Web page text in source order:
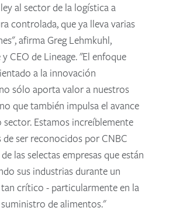
al sector de la logística a
controlada, que ya lleva varias
afirma Greg Lehmkuhl,
CEO de Lineage. "El enfoque
a la innovación
sólo aporta valor a nuestros
que también impulsa el avance
sector. Estamos increíblemente
ser reconocidos por CNBC
las selectas empresas que están
sus industrias durante un
crítico - particularmente en la
de alimentos."